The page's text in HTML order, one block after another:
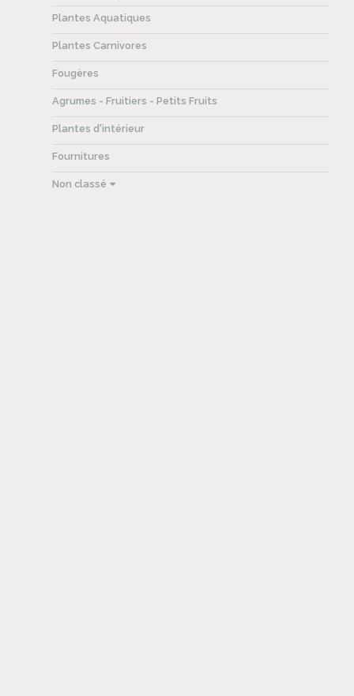
Plantes Aquatiques
Plantes Carnivores
Fougères
Agrumes - Fruitiers - Petits Fruits
Plantes d'intérieur
Fournitures
Non classé